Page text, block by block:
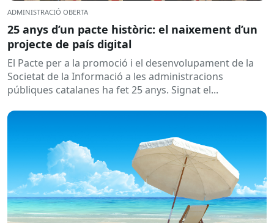
ADMINISTRACIÓ OBERTA
25 anys d’un pacte històric: el naixement d’un
projecte de país digital
El Pacte per a la promoció i el desenvolupament de la
Societat de la Informació a les administracions
públiques catalanes ha fet 25 anys. Signat el...